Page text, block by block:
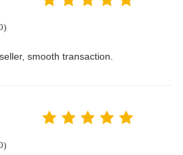
smooth transaction.